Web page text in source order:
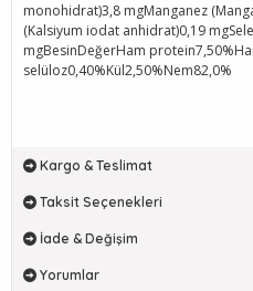
monohidrat)3,8 mgManganez
(Kalsiyum iodat anhidrat)0,19
mgBesinDeğerHam
selüloz0,40%Kül2,50%Nem82,0%
Kargo & Teslimat
Taksit Seçenekleri
İade & Değişim
Yorumlar